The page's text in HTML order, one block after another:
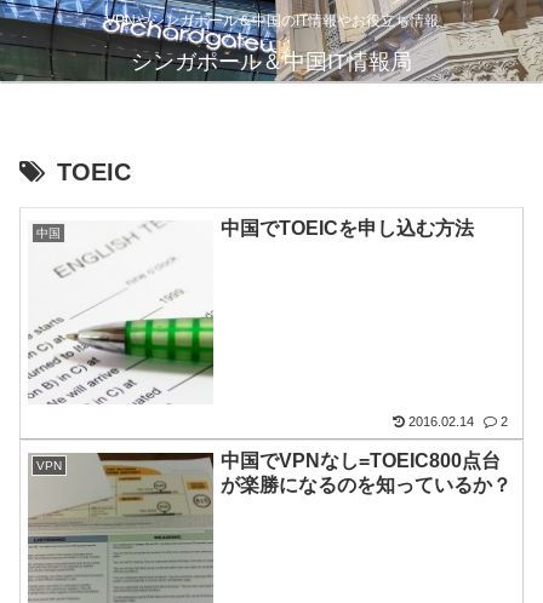
VPNやシンガポール＆中国のIT情報やお役立ち情報
シンガポール＆中国IT情報局
TOEIC
中国 中国でTOEICを申し込む方法
2016.02.14 2
VPN
中国でVPNなし=TOEIC800点台
が楽勝になるのを知っているか？